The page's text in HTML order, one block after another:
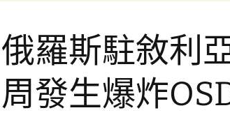
俄羅斯駐敘利
周發生爆炸